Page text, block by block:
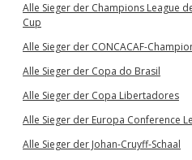
Alle Sieger der Champions League
Cup
Alle Sieger der CONCACAF-
Alle Sieger der Copa do Brasil
Alle Sieger der Copa Libertadores
Alle Sieger der Europa Conference
Alle Sieger der Johan-Cruyff-Schaal